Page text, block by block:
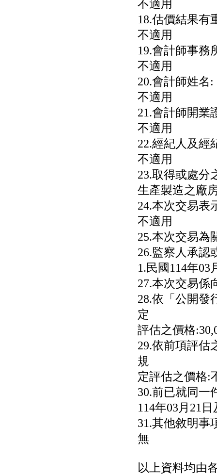
不適用
18.估價結果有
不適用
19.會計師事務
不適用
20.會計師姓名:
不適用
21.會計師開業
不適用
22.經紀人及經
不適用
23.取得或處分
生產製造之廠
24.本次交易表
不適用
25.本次交易為
26.監察人承認
1.民國114年03
27.本次交易係
28.依「公開發
定
評估之價格
29.依前項評估
規
定評估之價格:
30.前已就同一
114年03月21
31.其他敘明事
無
以上資料均由